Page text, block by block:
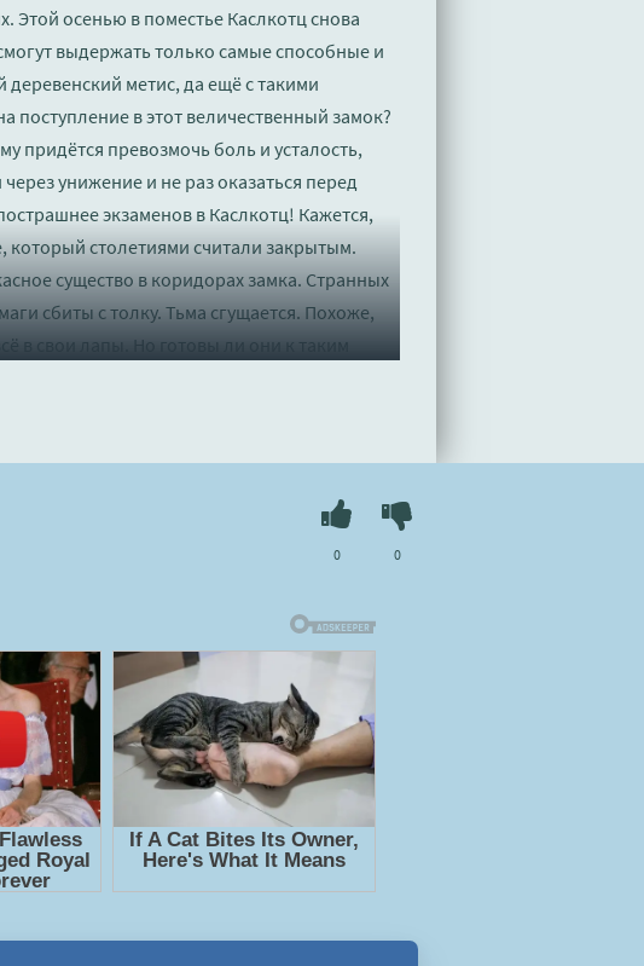
Этой осенью в поместье Каслкотц снова
выдержать только самые способные и
метис, да ещё с такими
поступление в этот величественный замок?
придётся превозмочь боль и усталость,
унижение и не раз оказаться перед
экзаменов в Каслкотц! Кажется,
который столетиями считали закрытым.
существо в коридорах замка. Странных
сбиты с толку. Тьма сгущается. Похоже,
в свои лапы. Но готовы ли они к таким
0 0